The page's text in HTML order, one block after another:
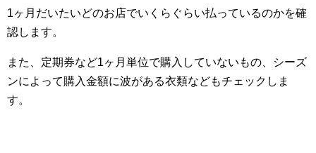
1ヶ月だいたいどのお店でいくらぐらい払っているのかを確
認します。
また、定期券など1ヶ月単位で購入していないもの、シーズ
ンによって購入金額に波がある衣類などもチェックしま
す。